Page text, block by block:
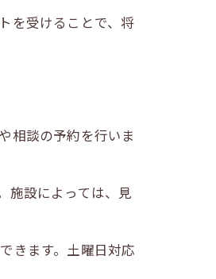
を受けることで、将
相談の予約を行いま
施設によっては、見
きます。土曜日対応